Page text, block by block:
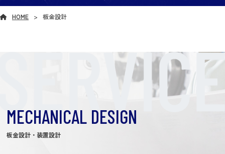
HOME 板金設計
MECHANICAL DESIGN
板金設計・装置設計